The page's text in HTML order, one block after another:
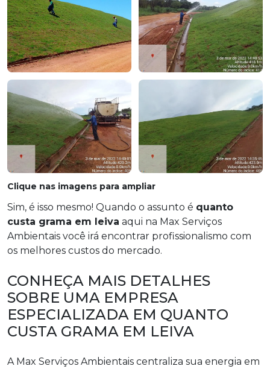
Clique nas imagens para ampliar
Sim, é isso mesmo! Quando o assunto é quanto
custa grama em leiva aqui na Max Serviços
Ambientais você irá encontrar profissionalismo com
os melhores custos do mercado.
CONHEÇA MAIS DETALHES
SOBRE UMA EMPRESA
ESPECIALIZADA EM QUANTO
CUSTA GRAMA EM LEIVA
A Max Serviços Ambientais centraliza sua energia em